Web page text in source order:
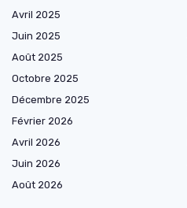
Avril 2025
Juin 2025
Août 2025
Octobre 2025
Décembre 2025
Février 2026
Avril 2026
Juin 2026
Août 2026